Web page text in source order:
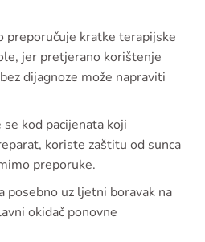
preporučuje kratke terapijske
jer pretjerano korištenje
dijagnoze može napraviti
kod pacijenata koji
koriste zaštitu od sunca
preporuke.
posebno uz ljetni boravak na
okidač ponovne